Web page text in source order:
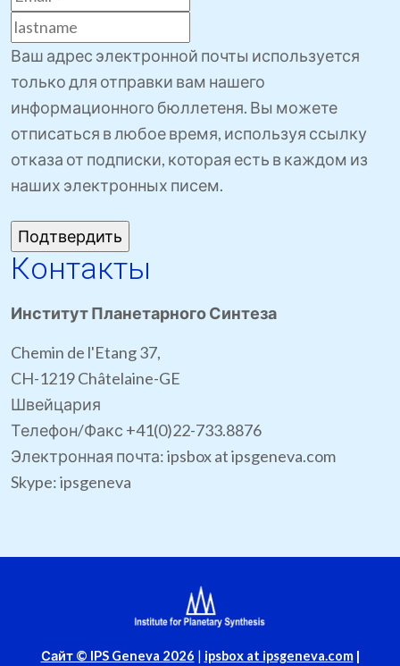
Ваш адрес электронной почты используется
только для отправки вам нашего
информационного бюллетеня. Вы можете
отписаться в любое время, используя ссылку
отказа от подписки, которая есть в каждом из
наших электронных писем.
Контакты
Институт Планетарного Синтеза
Chemin de l'Etang 37,
CH-1219 Châtelaine-GE
Швейцария
Телефон/Факс +41(0)22-733.8876
Электронная почта: ipsbox at ipsgeneva.com
Skype: ipsgeneva
Сайт © IPS Geneva 2026 | ipsbox at ipsgeneva.com|